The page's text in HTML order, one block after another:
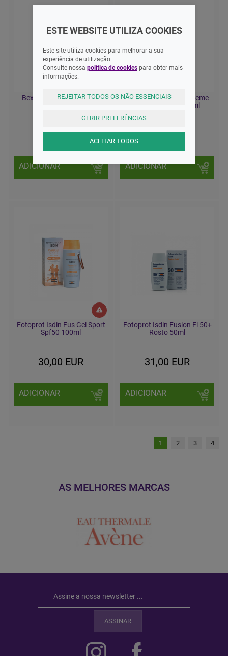
Bexident Post Gel Tópico
22,10 EUR
ADICIONAR
Eryfotona Ak Nmsc Creme
Fluído Cutâneo 50ml
32,26 EUR
ADICIONAR
Fotoprot Isdin Fus Gel Sport
Spf50 100ml
30,00 EUR
ADICIONAR
Fotoprot Isdin Fusion Fl 50+
Rosto 50ml
31,00 EUR
ADICIONAR
1 2 3 4
AS MELHORES MARCAS
ASSINAR
ESTE WEBSITE UTILIZA COOKIES
Este site utiliza cookies para melhorar a sua
experiência de utilização.
Consulte nossa política de cookies para obter mais
informações.
REJEITAR TODOS OS NÃO ESSENCIAIS
GERIR PREFERÊNCIAS
ACEITAR TODOS